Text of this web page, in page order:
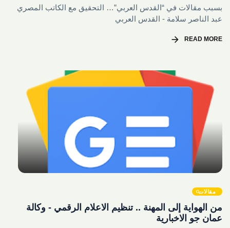
بسبب مقالات في “القدس العربي”… التحقيق مع الكاتب المصري
عبد الناصر سلامة - القدس العربي
READ MORE
arrow_forward
مقالات
من الهواية إلى المهنة .. تنظيم الاعلام الرقمي - وكالة
عمان جو الاخبارية